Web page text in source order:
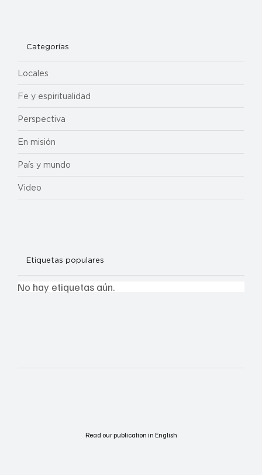
Categorías
Locales
Fe y espiritualidad
Perspectiva
En misión
País y mundo
Video
Etiquetas populares
No hay etiquetas aún.
Read our publication in English